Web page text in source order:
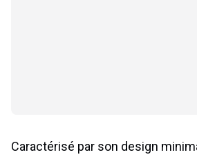
Caractérisé par son design